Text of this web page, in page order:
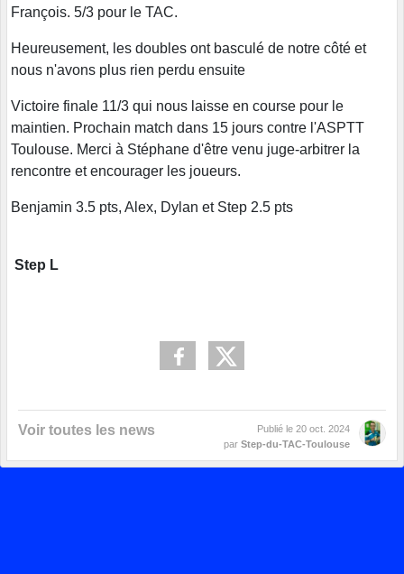
François. 5/3 pour le TAC.
Heureusement, les doubles ont basculé de notre côté et
nous n'avons plus rien perdu ensuite
Victoire finale 11/3 qui nous laisse en course pour le
maintien. Prochain match dans 15 jours contre l'ASPTT
Toulouse. Merci à Stéphane d'être venu juge-arbitrer la
rencontre et encourager les joueurs.
Benjamin 3.5 pts, Alex, Dylan et Step 2.5 pts
Step L
Voir toutes les news Publié le 20 oct. 2024
par Step-du-TAC-Toulouse